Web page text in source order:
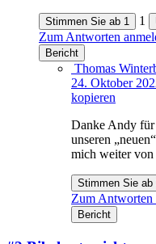
Stimmen Sie ab 1 1
Zum Antworten
Bericht
Thomas
24. Oktober
kopieren
Danke Andy für
unseren
mich weiter
Stimmen Sie ab
Zum Antworten
Bericht